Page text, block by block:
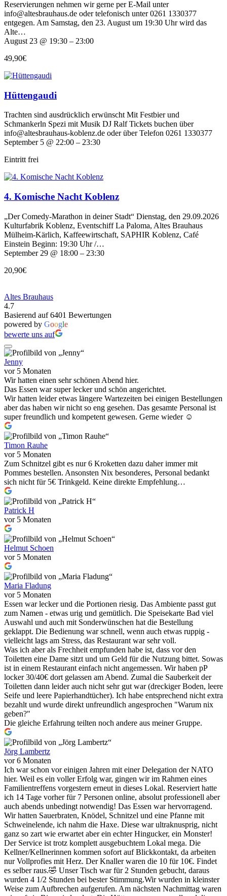
Reservierungen nehmen wir gerne per E-Mail unter
info@altesbrauhaus.de oder telefonisch unter 0261 1330377
entgegen. Am Samstag, den 23. August um 19:30 Uhr wird das
Alte…
August 23 @ 19:30 – 23:00
49,90€
Hüttengaudi
Trachten sind ausdrücklich erwünscht Mit Festbier und
Schmankerln Spezi mit Musik DJ Ralf Tickets buchen über
info@altesbrauhaus-koblenz.de oder über Telefon 0261 1330377
September 5 @ 22:00 – 23:30
Eintritt frei
4. Komische Nacht Koblenz
„Der Comedy-Marathon in deiner Stadt“ Dienstag, den 29.09.2026
Kulturfabrik Koblenz, Eventschiff La Paloma, Altes Brauhaus
Mülheim-Kärlich, Kaffeewirtschaft, SAPHIR Koblenz, Café
Einstein Beginn: 19:30 Uhr /…
September 29 @ 18:00 – 23:30
20,90€
Altes Brauhaus
4.7
Basierend auf 6401 Bewertungen
powered by Google
bewerte uns auf
Jenny
vor 5 Monaten
Wir hatten einen sehr schönen Abend hier.
Das Essen war super lecker und schön angerichtet.
Wir hatten leider etwas längere Wartezeiten bei einigen Bestellungen
aber das haben wir nicht so eng gesehen. Das gesamte Personal ist
super freundlich und kompetent gewesen. Gerne wieder ☺️
Timon Rauhe
vor 5 Monaten
Zum Schnitzel gibt es nur 6 Kroketten dazu daher immer mit
Pommes bestellen. Ansonsten Nix besonderes, Personal bedankt
sich nicht für 5€ Trinkgeld. Keine direkte Empfehlung…
Patrick H
vor 5 Monaten
Helmut Schoen
vor 5 Monaten
Maria Fladung
vor 5 Monaten
Essen war lecker und die Portionen riesig. Das Ambiente passt gut
zum Namen - etwas urig und gemütlich. Die Speisekarte Bad viel
Auswahl und auch mit Sonderwünschen hat die Bestellung
geklappt. Die Bedienung war schnell, wenn auch etwas ruppig -
vielleicht lags am Stress, das Restaurant war sehr voll.
Was ich aber als Frechheit empfunden habe ist, dass vor den
Toiletten eine Dame sitzt und um Geld für die Nutzung bittet. Sowas
ist in einem Restaurant einfach nicht angemessen. Wir haben pP
locker 30/40€ dort gelassen am Abend. Zumal die Sauberkeit der
Toiletten dann leider auch nicht sehr gut war (dreckiger Boden, leere
Seife und leere Papierhandtücher). Ich habe entsprechend nicht extra
bezahlt und wurde direkt unfreundlich angesprochen "Warum nix
geben?"
Die gleiche Erfahrung teilten noch andere aus meiner Gruppe.
Jörg Lambertz
vor 6 Monaten
Ich war schon vor einigen Jahren mit einer Delegation der NATO
hier. Weil es ein voller Erfolg war, gingen wir im Rahmen eines
Familientreffens vorgestern erneut in dieses Lokal. Reserviert hatte
ich 14 Tage vorher für 7 Personen online, absolut professionell aber
auch abends unbedingt notwendig! Das Essen war hervorragend.
Wir hatten Sauerbraten, Knödel, Schnitzel und eine Pfanne mit
Schweinelende, ich nahm die Haxe. Diese war ultraknusprig, nicht
ganz so zart wie erwartet aber ein echter Hingucker, ein Monster!
Der Service ist trotz komplett ausgebuchtem Lokal mega. Die
Kellner/Kellnerinnen kommen sofort auf Blickkontakt, da arbeiten
nur Vollprofies mit Herz. Der Knaller waren die 10 für 10€. Findet
es selber raus.🤣 Unser Tisch war für 2 Stunden gebucht, daraus
wurden 4 1/2 Stunden bei bester Stimmung.Wir wurden in kleinster
Weise zum Aufbrechen aufgerufen. Am nächsten Nachmittag waren